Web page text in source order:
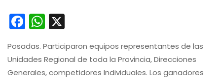
Facebook
WhatsApp
Posadas. Participaron equipos representantes de las
Unidades Regional de toda la Provincia, Direcciones
Generales, competidores Individuales. Los ganadores